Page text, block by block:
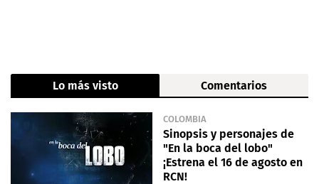
Lo más visto Comentarios
COLOMBIA
Sinopsis y personajes de
"En la boca del lobo"
¡Estrena el 16 de agosto en
RCN!